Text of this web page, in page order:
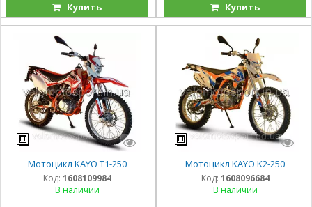
Купить Купить
Мотоцикл KAYO T1-250
Код: 1608109984
В наличии
Мотоцикл KAYO K2-250
Код: 1608096684
В наличии